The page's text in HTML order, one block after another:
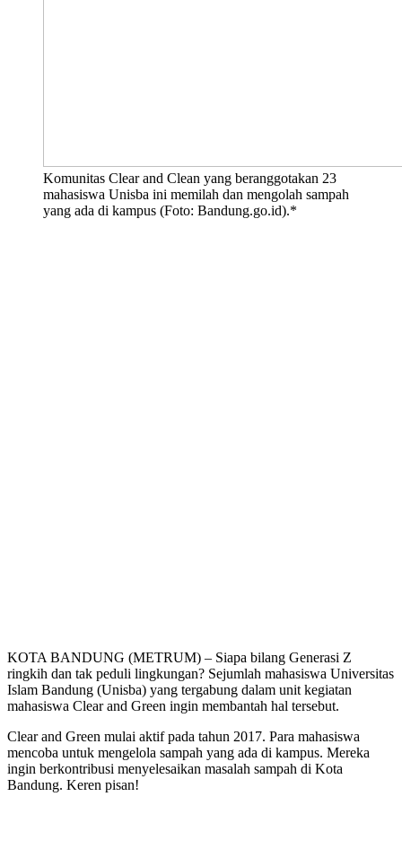
Komunitas Clear and Clean yang beranggotakan 23
mahasiswa Unisba ini memilah dan mengolah sampah
yang ada di kampus (Foto: Bandung.go.id).*
KOTA BANDUNG (METRUM) – Siapa bilang Generasi Z
ringkih dan tak peduli lingkungan? Sejumlah mahasiswa Universitas
Islam Bandung (Unisba) yang tergabung dalam unit kegiatan
mahasiswa Clear and Green ingin membantah hal tersebut.
Clear and Green mulai aktif pada tahun 2017. Para mahasiswa
mencoba untuk mengelola sampah yang ada di kampus. Mereka
ingin berkontribusi menyelesaikan masalah sampah di Kota
Bandung. Keren pisan!